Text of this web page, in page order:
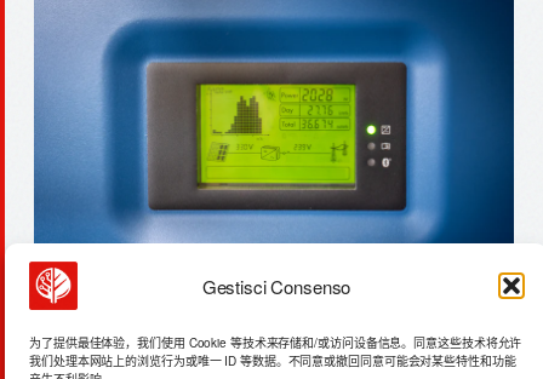
Gestisci Consenso
为了提供最佳体验，我们使用 Cookie 等技术来存储和/或访问设备信息。同意这些技术将允许
我们处理本网站上的浏览行为或唯一 ID 等数据。不同意或撤回同意可能会对某些特性和功能
1800°c：ai驱动的核反应堆关键